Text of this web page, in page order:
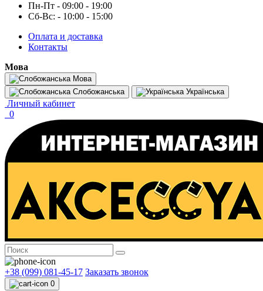
Пн-Пт - 09:00 - 19:00
Сб-Вс: - 10:00 - 15:00
Оплата и доставка
Контакты
Мова
Мова
Слобожанська
Українська
Личный кабинет
0
+38 (099) 081-45-17 Заказать звонок
0